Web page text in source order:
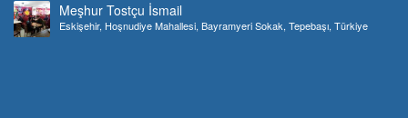
Meşhur Tostçu İsmail
Eskişehir, Hoşnudiye Mahallesi, Bayramyeri Sokak, Tepebaşı, Türkiye